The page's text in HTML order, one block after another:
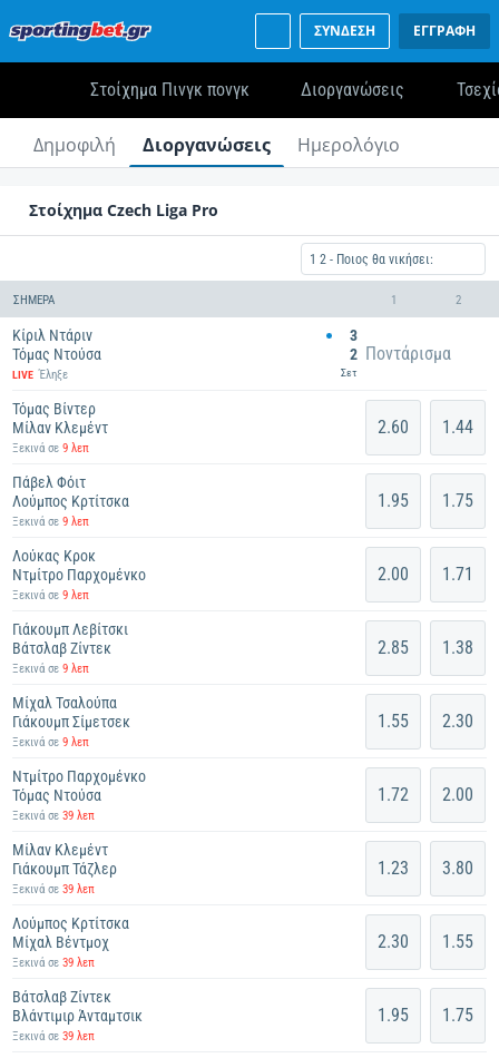
ΣΥΝΔΕΣΗ ΕΓΓΡΑΦΗ
Στοίχημα Πινγκ πονγκ Διοργανώσεις
Δημοφιλή Διοργανώσεις Ημερολόγιο
Στοίχημα Czech Liga Pro
1 2 - Ποιος θα νικήσει:
ΣΉΜΕΡΑ 1 2
Κίριλ Ντάριν
Τόμας Ντούσα
LIVE Έληξε
3
2
Σετ
Ποντάρισμα
Τόμας Βίντερ
Μίλαν Κλεμέντ
Ξεκινά σε9 λεπ
2.60 1.44
Πάβελ Φόιτ
Λούμπος Κρτίτσκα
Ξεκινά σε9 λεπ
1.95 1.75
Λούκας Κροκ
Ντμίτρο Παρχομένκο
Ξεκινά σε9 λεπ
2.00 1.71
Γιάκουμπ Λεβίτσκι
Βάτσλαβ Ζίντεκ
Ξεκινά σε9 λεπ
2.85 1.38
Μίχαλ Τσαλούπα
Γιάκουμπ Σίμετσεκ
Ξεκινά σε9 λεπ
1.55 2.30
Ντμίτρο Παρχομένκο
Τόμας Ντούσα
Ξεκινά σε39 λεπ
1.72 2.00
Μίλαν Κλεμέντ
Γιάκουμπ Τάζλερ
Ξεκινά σε39 λεπ
1.23 3.80
Λούμπος Κρτίτσκα
Μίχαλ Βέντμοχ
Ξεκινά σε39 λεπ
2.30 1.55
Βάτσλαβ Ζίντεκ
Βλάντιμιρ Άνταμτσικ
Ξεκινά σε39 λεπ
1.95 1.75